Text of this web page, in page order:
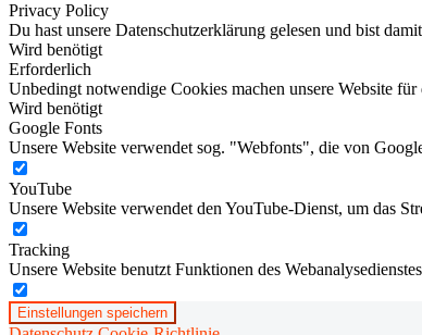
Privacy Policy
Du hast unsere Datenschutzerklärung gelesen und bist
Wird benötigt
Erforderlich
Unbedingt notwendige Cookies machen unsere Website für
Wird benötigt
Google Fonts
Unsere Website verwendet sog. "Webfonts", die von
YouTube
Unsere Website verwendet den YouTube-Dienst, um das
Tracking
Unsere Website benutzt Funktionen des
Einstellungen speichern